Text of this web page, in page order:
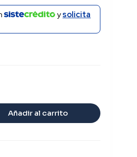
ysolicita
Añadir al carrito